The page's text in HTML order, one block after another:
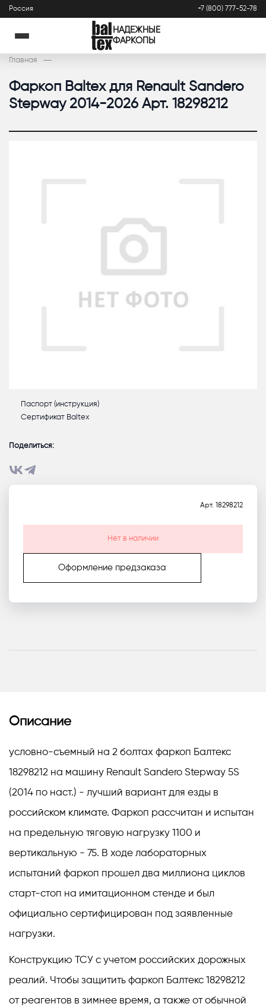
Россия +7 (800) 777-52-78
НАДЕЖНЫЕ
ФАРКОПЫ
Главная
Фаркоп Baltex для Renault Sandero
Stepway 2014-2026 Арт. 18298212
Паспорт (инструкция)
Сертификат Baltex
Поделиться:
Арт. 18298212
Нет в наличии
Оформление предзаказа
Описание
условно-съемный на 2 болтах фаркоп Балтекс
18298212 на машину Renault Sandero Stepway 5S
(2014 по наст.) - лучший вариант для езды в
российском климате. Фаркоп рассчитан и испытан
на предельную тяговую нагрузку 1100 и
вертикальную - 75. В ходе лабораторных
испытаний фаркоп прошел два миллиона циклов
старт-стоп на имитационном стенде и был
официально сертифицирован под заявленные
нагрузки.
Конструкцию ТСУ с учетом российских дорожных
реалий. Чтобы защитить фаркоп Балтекс 18298212
от реагентов в зимнее время, а также от обычной